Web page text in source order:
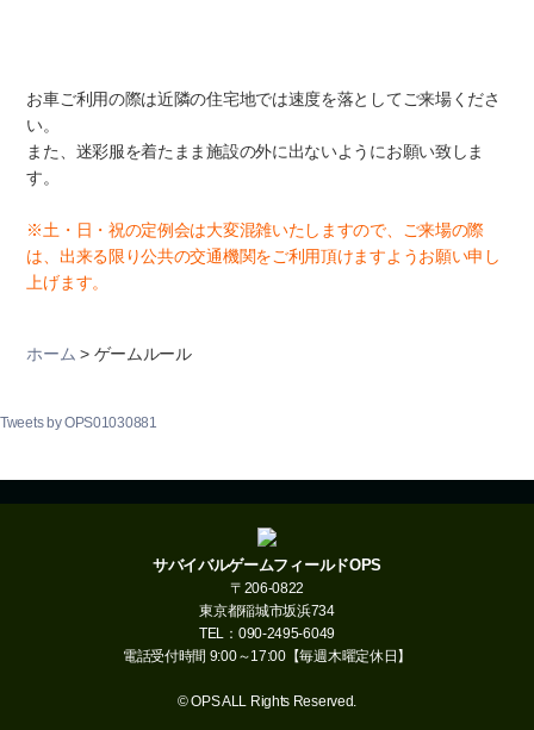
お車ご利用の際は近隣の住宅地では速度を落としてご来場くださ
い。
また、迷彩服を着たまま施設の外に出ないようにお願い致しま
す。
※土・日・祝の定例会は大変混雑いたしますので、ご来場の際
は、出来る限り公共の交通機関をご利用頂けますようお願い申し
上げます。
ホーム > ゲームルール
Tweets by OPS01030881
サバイバルゲームフィールドOPS
〒206-0822
東京都稲城市坂浜734
TEL：090-2495-6049
電話受付時間 9:00～17:00【毎週木曜定休日】
© OPS ALL Rights Reserved.